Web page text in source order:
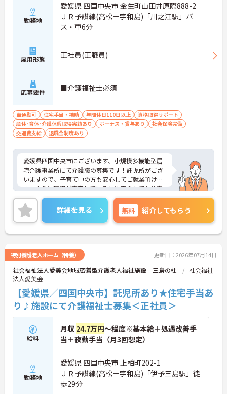
勤務地
愛媛県 四国中央市 金生町山田井原際888-2
ＪＲ予讃線(高松－宇和島)「川之江駅」バ
ス・車6分
雇用形態 正社員(正職員)
応募要件 ■介護福祉士必須
車通勤可 住宅手当・補助 年間休日110日以上
資格取得サポート
産休･育休･介護休暇取得実績あり
ボーナス・賞与あり
社会保険完備
交通費支給
退職金制度あり
愛媛県四国中央市にございます、小規模多機能型居
宅介護事業所にて介護職の募集です！託児所がござ
いますので、子育て中の方も安心してご就業頂けま
す。さらに研修が充実しているため安心してお仕事
スタートできます☆
ご興味のある方は、マイナビ介護職までお問い合わ
せください。
詳細を見る 無料 紹介してもらう
特別養護老人ホーム（特養） 更新日：2026年07月14日
社会福祉法人愛美会地域密着型介護老人福祉施設 三島の杜
社会福祉
法人愛美会
【愛媛県／四国中央市】託児所あり★住宅手当あ
り♪施設にて介護福祉士募集＜正社員＞
給料
月収 24.7万円～程度※基本給＋処遇改善手
当＋夜勤手当（月3回想定）
勤務地
愛媛県 四国中央市 上柏町202-1
ＪＲ予讃線(高松－宇和島)「伊予三島駅」徒
歩29分